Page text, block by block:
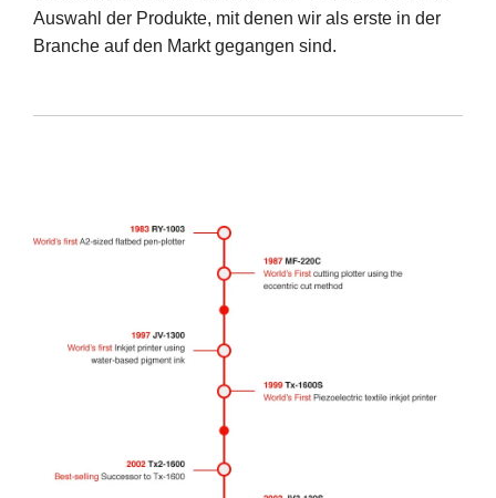
Auswahl der Produkte, mit denen wir als erste in der
Branche auf den Markt gegangen sind.